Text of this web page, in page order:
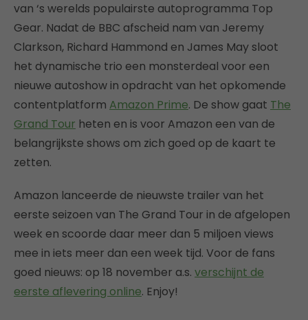
van ‘s werelds populairste autoprogramma Top
Gear. Nadat de BBC afscheid nam van Jeremy
Clarkson, Richard Hammond en James May sloot
het dynamische trio een monsterdeal voor een
nieuwe autoshow in opdracht van het opkomende
contentplatform Amazon Prime. De show gaat The
Grand Tour heten en is voor Amazon een van de
belangrijkste shows om zich goed op de kaart te
zetten.
Amazon lanceerde de nieuwste trailer van het
eerste seizoen van The Grand Tour in de afgelopen
week en scoorde daar meer dan 5 miljoen views
mee in iets meer dan een week tijd. Voor de fans
goed nieuws: op 18 november a.s. verschijnt de
eerste aflevering online. Enjoy!